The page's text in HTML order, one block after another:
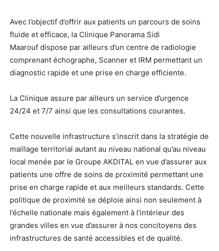
Avec l’objectif d’offrir aux patients un parcours de soins
fluide et efficace, la Clinique Panorama Sidi
Maarouf dispose par ailleurs d’un centre de radiologie
comprenant échographe, Scanner et IRM permettant un
diagnostic rapide et une prise en charge efficiente.
La Clinique assure par ailleurs un service d’urgence
24/24 et 7/7 ainsi que les consultations courantes.
Cette nouvelle infrastructure s’inscrit dans la stratégie de
maillage territorial autant au niveau national qu’au niveau
local menée par le Groupe AKDITAL en vue d’assurer aux
patients une offre de soins de proximité permettant une
prise en charge rapide et aux meilleurs standards. Cette
politique de proximité se déploie ainsi non seulement à
l’échelle nationale mais également à l’intérieur des
grandes villes en vue d’assurer à nos concitoyens des
infrastructures de santé accessibles et de qualité.